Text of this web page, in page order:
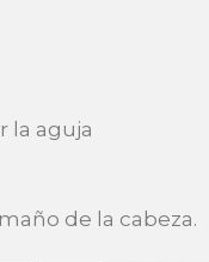
la aguja
de la cabeza.